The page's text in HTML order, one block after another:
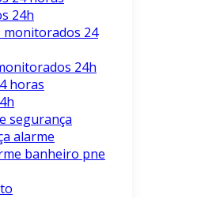
24h
monitorados 24
24h
horas
segurança
alarme
banheiro pne